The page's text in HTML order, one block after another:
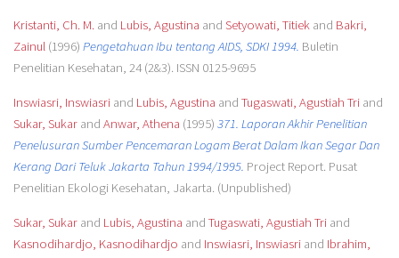
Kristanti, Ch. M.and Lubis, Agustina and Setyowati, Titiekand Bakri,
Zainul(1996) Pengetahuan Ibu tentang AIDS, SDKI 1994. Buletin
Penelitian Kesehatan, 24 (2&3). ISSN 0125-9695
Inswiasri, Inswiasriand Lubis, Agustina and Tugaswati, Agustiah Triand
Sukar, Sukarand Anwar, Athena (1995) 371. Laporan Akhir Penelitian
Penelusuran Sumber Pencemaran Logam Berat Dalam Ikan Segar Dan
Kerang Dari Teluk Jakarta Tahun 1994/1995. Project Report. Pusat
Penelitian Ekologi Kesehatan, Jakarta. (Unpublished)
Sukar, Sukarand Lubis, Agustina and Tugaswati, Agustiah Triand
Kasnodihardjo, Kasnodihardjo and Inswiasri, Inswiasriand Ibrahim,